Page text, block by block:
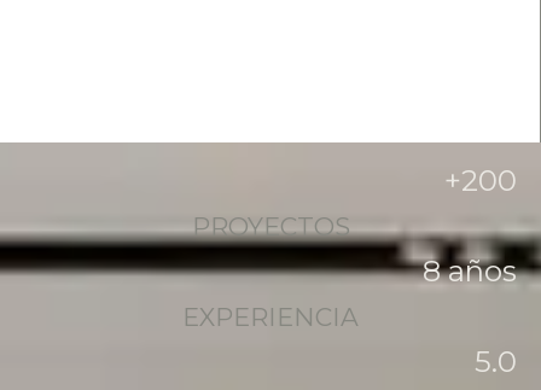
PROYECTOS
+200
EXPERIENCIA
8 años
5.0